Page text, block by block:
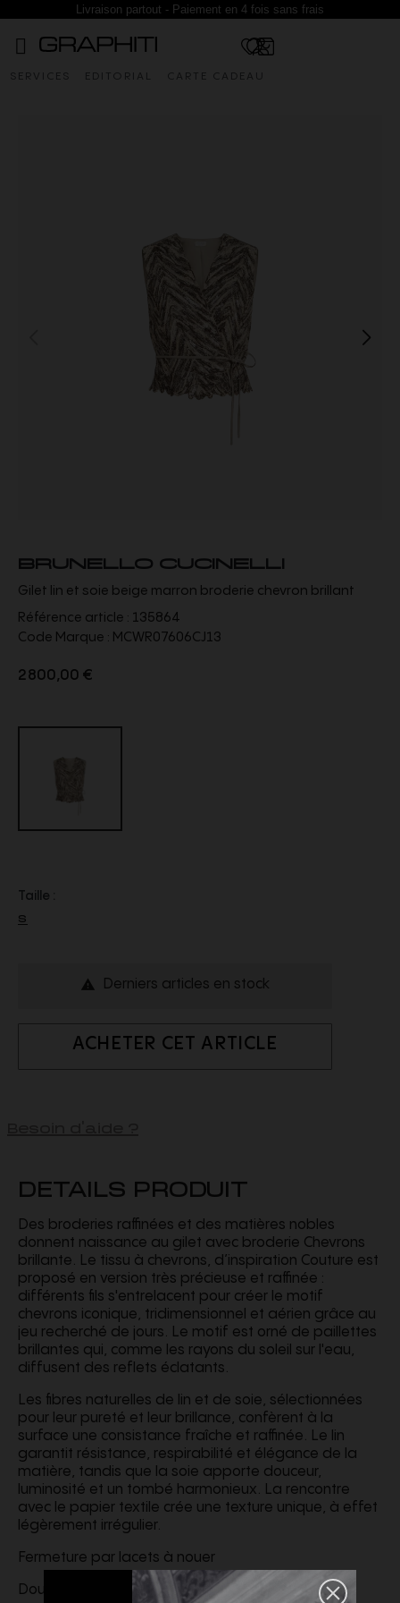
Livraison partout - Paiement en 4 fois sans frais
SERVICES EDITORIAL CARTE CADEAU
BRUNELLO CUCINELLI
Gilet lin et soie beige marron broderie chevron brillant
Référence article : 135864
Code Marque : MCWR07606CJ13
2 800,00 €
Taille :
S
 Derniers articles en stock
ACHETER CET ARTICLE
DETAILS PRODUIT
Des broderies raffinées et des matières nobles
donnent naissance au gilet avec broderie Chevrons
brillante. Le tissu à chevrons, d’inspiration Couture est
proposé en version très précieuse et raffinée :
différents fils s'entrelacent pour créer le motif
chevrons iconique, tridimensionnel et aérien grâce au
jeu recherché de jours. Le motif est orné de paillettes
brillantes qui, comme les rayons du soleil sur l'eau,
diffusent des reflets éclatants.
Les fibres naturelles de lin et de soie, sélectionnées
pour leur pureté et leur brillance, confèrent à la
surface une consistance fraîche et raffinée. Le lin
garantit résistance, respirabilité et élégance de la
matière, tandis que la soie apporte douceur,
luminosité et un tombé harmonieux. La rencontre
avec le papier textile crée une texture unique, à effet
légèrement irrégulier.
Fermeture par lacets à nouer
Doublure en mélange crêpe et soie